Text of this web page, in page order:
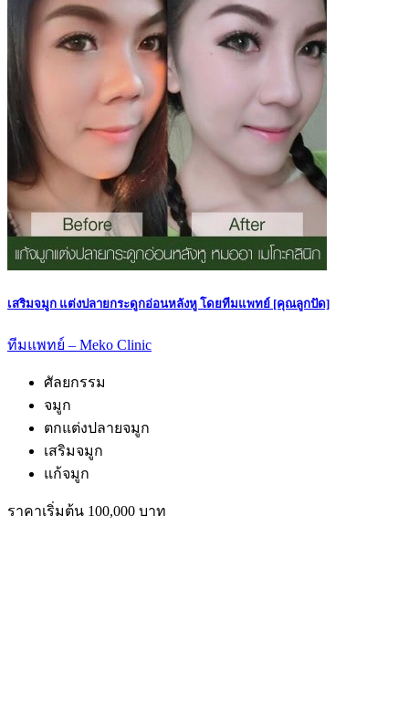
เสริมจมูก แต่งปลายกระดูกอ่อนหลังหู โดยทีมแพทย์ [คุณลูกปัด]
ทีมแพทย์ – Meko Clinic
ศัลยกรรม
จมูก
ตกแต่งปลายจมูก
เสริมจมูก
แก้จมูก
ราคาเริ่มต้น 100,000 บาท